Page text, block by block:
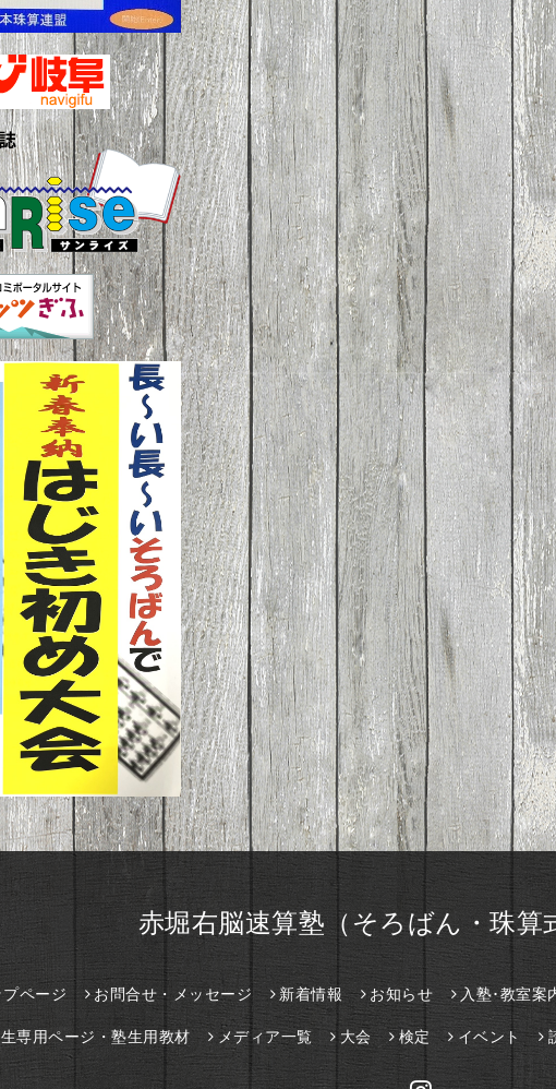
赤堀右脳速算塾（そろばん・珠算
プページ お問合せ・メッセージ 新着情報 お知らせ 入塾･教室案
専用ページ・塾生用教材 メディア一覧 大会 検定 イベント